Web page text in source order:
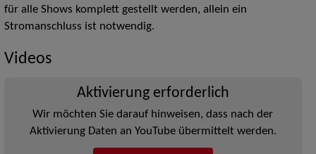
für alle Shows komplett gestellt werden, allein ein
Stromanschluss ist notwendig.
Videos
Aktivierung erforderlich
Wir möchten Sie darauf hinweisen, dass nach der
Aktivierung Daten an YouTube übermittelt werden.